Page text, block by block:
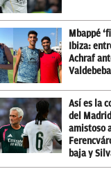
Mbappé
Ibiza:
Achraf
Así es la
del
amistoso
baja y